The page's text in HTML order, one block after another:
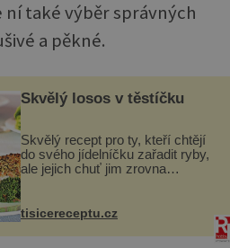
ní také výběr správných
a pěkné.
Skvělý losos v těstíčku
Skvělý recept pro ty, kteří chtějí
do svého jídelníčku zařadit ryby,
ale jejich chuť jim zrovna
tomto případě si na to nikdo ani
tisicereceptu.cz